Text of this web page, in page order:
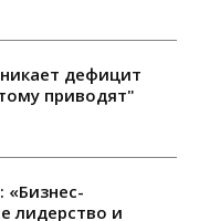
дефицит
приводят"
«Бизнес-
лидерство и